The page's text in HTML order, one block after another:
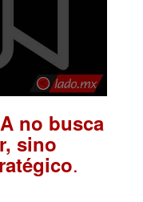
no busca
sino
.